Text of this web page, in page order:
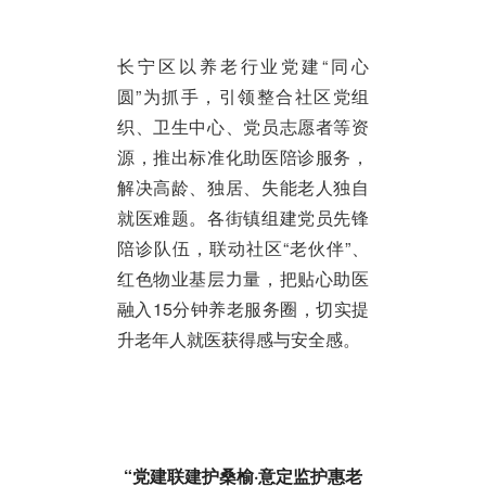
长宁区以养老行业党建“同心
圆”为抓手，引领整合社区党组
织、卫生中心、党员志愿者等资
源，推出标准化助医陪诊服务，
解决高龄、独居、失能老人独自
就医难题。各街镇组建党员先锋
陪诊队伍，联动社区“老伙伴”、
红色物业基层力量，把贴心助医
融入15分钟养老服务圈，切实提
升老年人就医获得感与安全感。
“党建联建护桑榆·意定监护惠老